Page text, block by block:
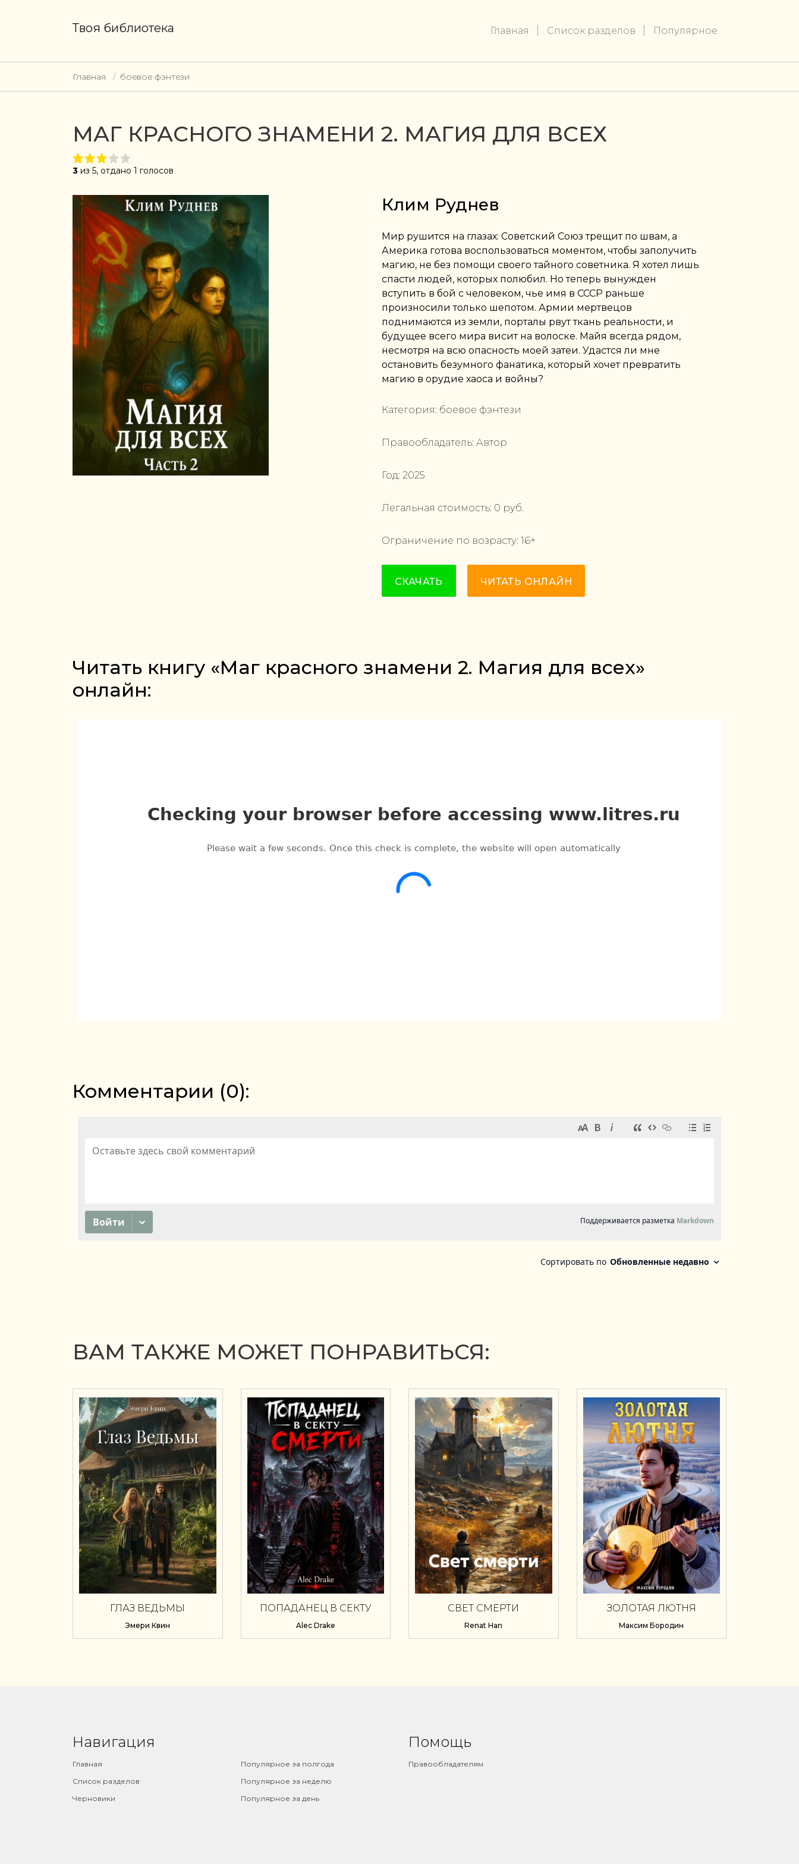
Твоя библиотека Главная Список разделов Популярное
Главная боевое фэнтези
МАГ КРАСНОГО ЗНАМЕНИ 2. МАГИЯ ДЛЯ ВСЕХ
3 из 5, отдано 1 голосов
Клим Руднев
Мир рушится на глазах: Советский Союз трещит по швам, а
Америка готова воспользоваться моментом, чтобы заполучить
магию, не без помощи своего тайного советника. Я хотел лишь
спасти людей, которых полюбил. Но теперь вынужден
вступить в бой с человеком, чье имя в СССР раньше
произносили только шепотом. Армии мертвецов
поднимаются из земли, порталы рвут ткань реальности, и
будущее всего мира висит на волоске. Майя всегда рядом,
несмотря на всю опасность моей затеи. Удастся ли мне
остановить безумного фанатика, который хочет превратить
магию в орудие хаоса и войны?
Категория: боевое фэнтези
Правообладатель: Автор
Год: 2025
Легальная стоимость: 0 руб.
Ограничение по возрасту: 16+
СКАЧАТЬ ЧИТАТЬ ОНЛАЙН
Читать книгу «Маг красного знамени 2. Магия для всех»
онлайн:
Комментарии (0):
ВАМ ТАКЖЕ МОЖЕТ ПОНРАВИТЬСЯ:
ГЛАЗ ВЕДЬМЫ
Эмери Квин
ПОПАДАНЕЦ В СЕКТУ
Alec Drake
СВЕТ СМЕРТИ
Renat Han
ЗОЛОТАЯ ЛЮТНЯ
Максим Бородин
Навигация
Главная
Список разделов
Черновики
Популярное за полгода
Популярное за неделю
Популярное за день
Помощь
Правообладателям